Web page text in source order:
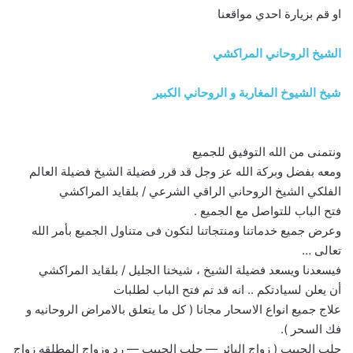
او قم بزيارة احدي مواقعنا
الشيخ الروحاني المراكشي
شيخ الشيوخ المغاربة و الروحاني الكبير
ونتمنى من الله التوفيق للجميع
ومعه بفضل وبركة الله عز وجل قد قرر فضيلة الشيخ فضيلة العالم
الفلكي الشيخ الروحاني الراقي الشرعي / بلقايد المراكشي
فتح الباب للتواصل مع الجميع .
وعرض جميع خدماتنا ومنتجاتنا لتكون فى متناول الجميع بأمر الله
تعالى …
فيسعدنا ويسعد فضيلة الشيخ ، شيخنا الجليل / بلقايد المراكشي
أن يعلن لسيادتكم .. انه قد تم فتح الباب لطلبات
علاج جميع انواع الاسحار مجانا ( كل ما يتعلق بالامراض الروحانيه و
فك السحر ).
جلب الحبيب ( زواج البائر — جلب الحبيب — رد وزواج المطلقه زواج